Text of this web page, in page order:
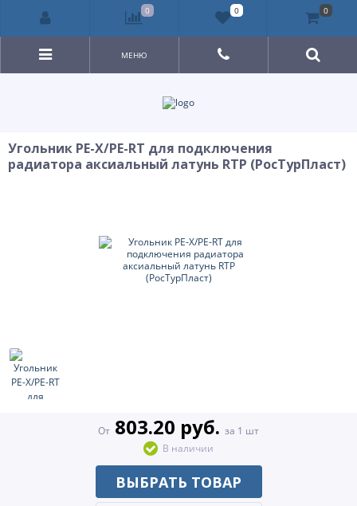
МЕНЮ
Угольник PE-X/PE-RT для подключения
радиатора аксиальный латунь RTP (РосТурПласт)
От 803.20 руб. за 1 шт
В наличии
ВЫБРАТЬ ТОВАР
0 0 0